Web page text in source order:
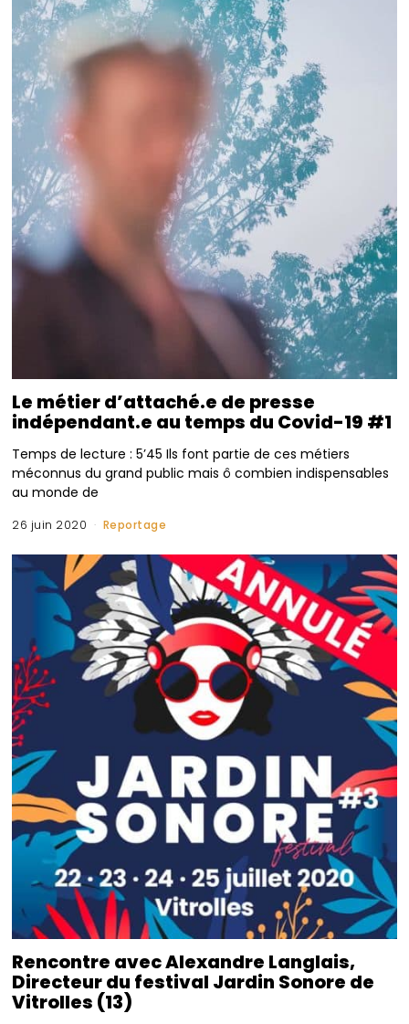
Le métier d’attaché.e de presse
indépendant.e au temps du Covid-19 #1
Temps de lecture : 5’45 Ils font partie de ces métiers
méconnus du grand public mais ô combien indispensables
au monde de
26 juin 2020 Reportage
Rencontre avec Alexandre Langlais,
Directeur du festival Jardin Sonore de
Vitrolles (13)